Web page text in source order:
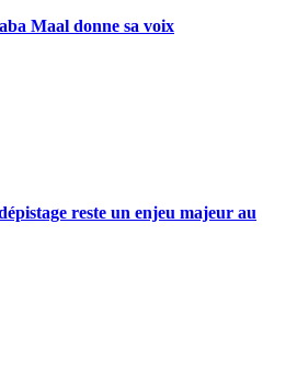
Maal donne sa voix
reste un enjeu majeur au